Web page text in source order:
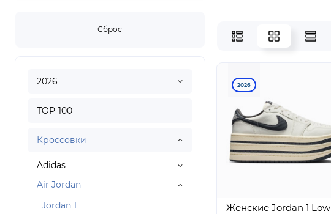
Сброс
2026
TOP-100
Кроссовки
Adidas
Air Jordan
Jordan 1
2026
Женские Jordan 1 Low